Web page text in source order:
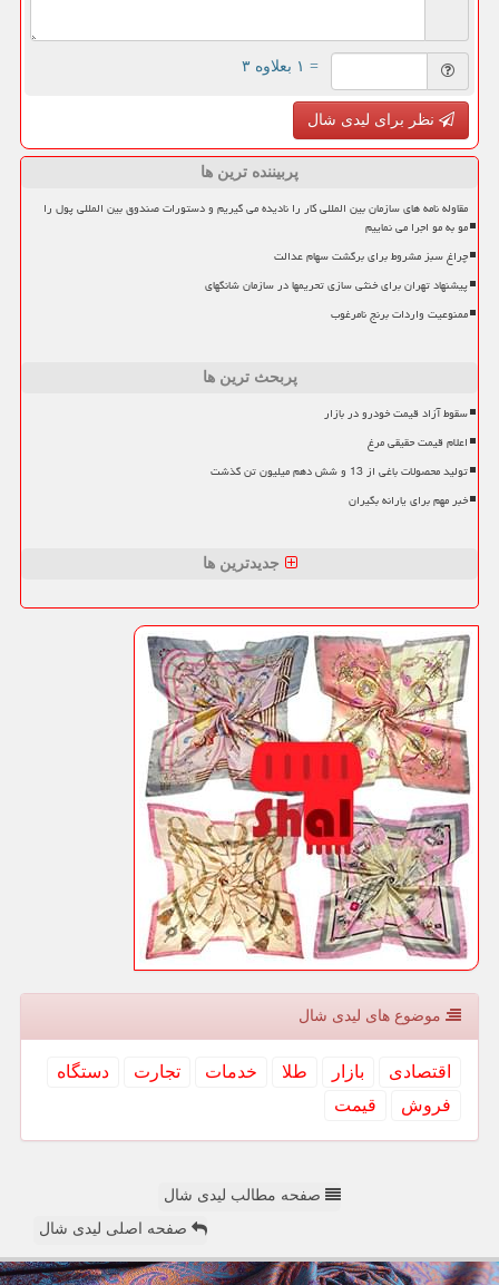
= ۱ بعلاوه ۳
نظر برای لیدی شال
پربیننده ترین ها
مقاوله نامه های سازمان بین المللی کار را نادیده می گیریم و دستورات صندوق بین المللی پول را
مو به مو اجرا می نماییم
چراغ سبز مشروط برای برگشت سهام عدالت
پیشنهاد تهران برای خنثی سازی تحریمها در سازمان شانگهای
ممنوعیت واردات برنج نامرغوب
پربحث ترین ها
سقوط آزاد قیمت خودرو در بازار
اعلام قیمت حقیقی مرغ
تولید محصولات باغی از 13 و شش دهم میلیون تن گذشت
خبر مهم برای یارانه بگیران
جدیدترین ها
موضوع های لیدی شال
اقتصادی بازار طلا خدمات تجارت
دستگاه
فروش
قیمت
صفحه مطالب لیدی شال
صفحه اصلی لیدی شال